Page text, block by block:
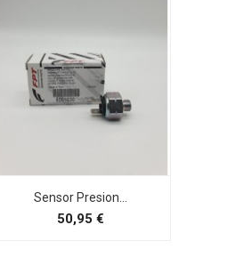
Sensor Presion...
50,95 €Preço